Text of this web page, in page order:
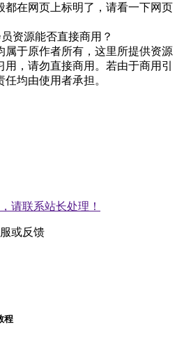
都在网页上标明了，请看一下网页
资源能否直接商用？
属于原作者所有，这里所提供资源
，请勿直接商用。若由于商用引
均由使用者承担。
请联系站长处理！
或反馈
程